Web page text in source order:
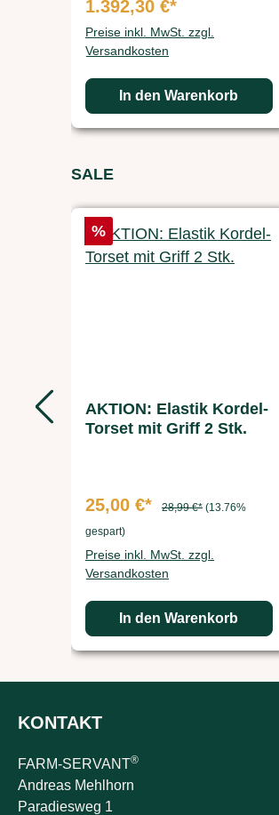
1.392,30 €*
Preise inkl. MwSt. zzgl.
Versandkosten
In den Warenkorb
Produktgalerie überspringen
SALE
Rabatt
%
AKTION: Elastik Kordel-
Torset mit Griff 2 Stk.
25,00 €* 28,99 €* (13.76%
gespart)
Preise inkl. MwSt. zzgl.
Versandkosten
In den Warenkorb
KONTAKT
FARM-SERVANT®
Andreas Mehlhorn
Paradiesweg 1